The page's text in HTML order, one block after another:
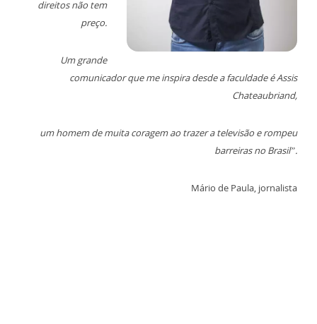
direitos não tem
preço.
Um grande
comunicador que me inspira desde a faculdade é Assis
Chateaubriand,
um homem de muita coragem ao trazer a televisão e rompeu
barreiras no Brasil”.
Mário de Paula, jornalista